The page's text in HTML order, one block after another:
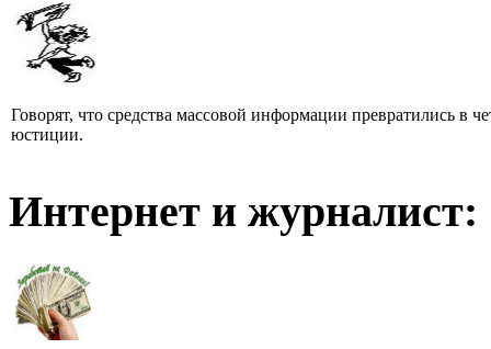
Говорят, что средства массовой информации превратились в
юстиции.
Интернет и журналист: